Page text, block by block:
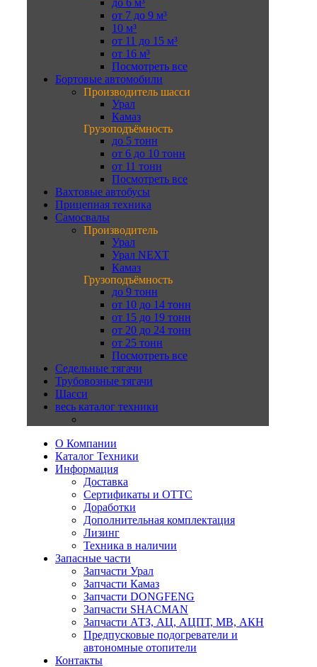
до 6 м³
от 7 до 9 м³
10 м³
от 11 до 15 м³
от 16 м³
Посмотреть все
Бортовые автомобили
Производитель шасси
Урал
Камаз
Грузоподъёмность
до 5 тонн
от 6 до 10 тонн
от 11 тонн
Посмотреть все
Вахтовые автобусы
Прицепная техника
Самосвалы
Производитель
Урал
Урал NEXT
Камаз
Грузоподъёмность
до 9 тонн
от 10 до 14 тонн
от 15 до 19 тонн
от 20 до 24 тонн
от 25 тонн
Посмотреть все
Седельные тягачи
Трубовозные тягачи
Шасси
весь каталог техники
О Компании
Каталог Техники
Информация
Доставка
Сертификаты и ОТТС
Доработки
Дополнительная комплектация
Лизинг
Техника в наличии
Запасные части
Запчасти Урал
Запчасти Камаз
Запчасти DONGFENG
Запчасти SHACMAN
Запчасти АТЗ, АЦ, АЦПТ, МВ, АКН
Предпусковые подогреватели и
автономные отопители
Контакты